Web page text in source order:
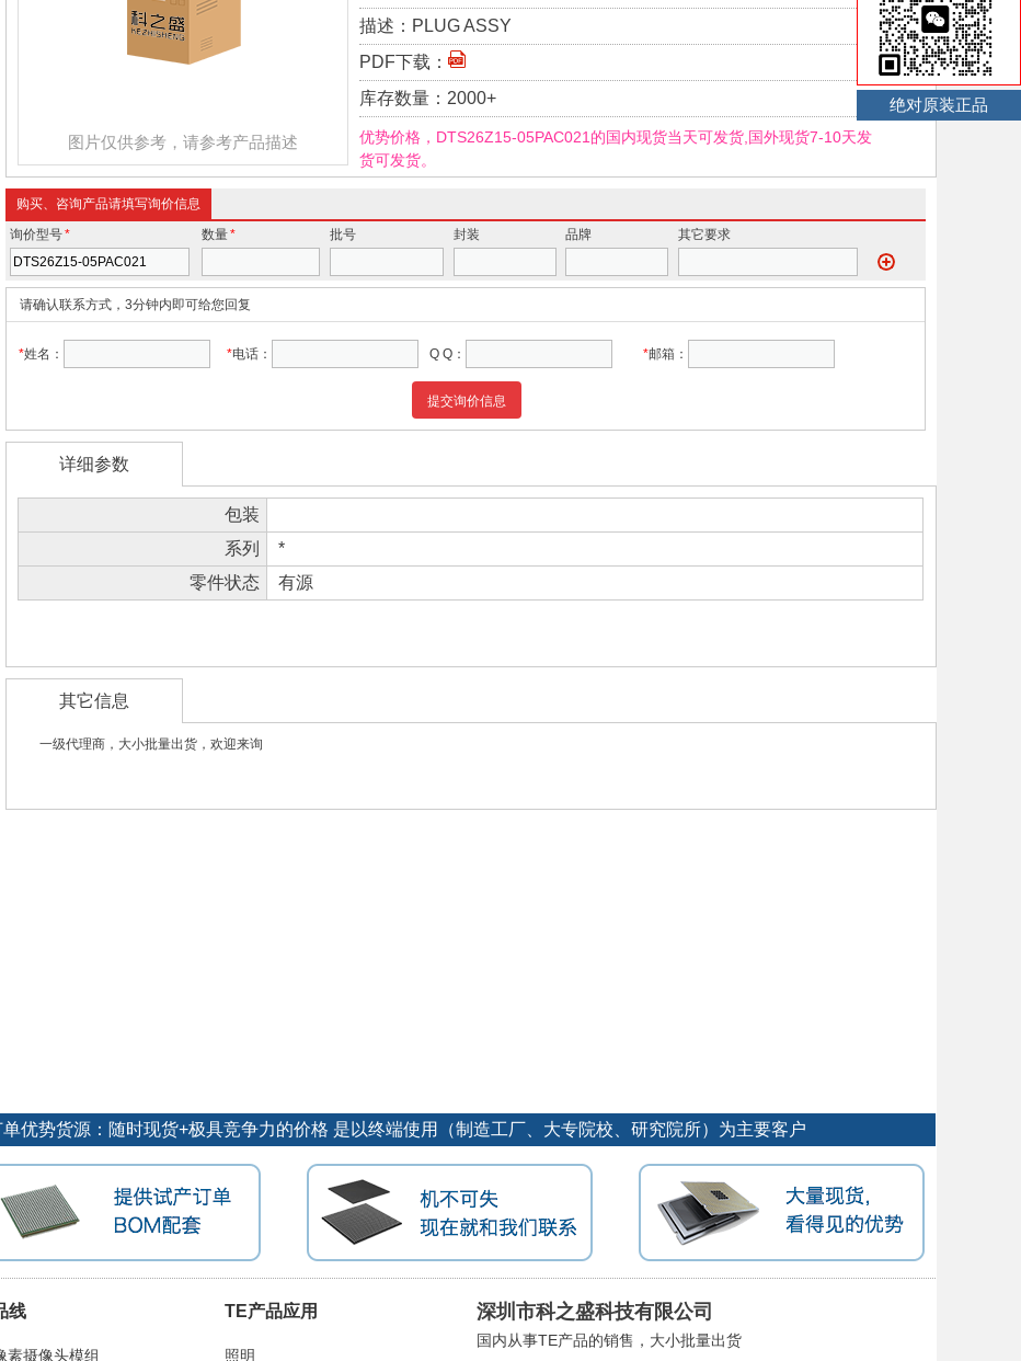
图片仅供参考，请参考产品描述
描述： PLUG ASSY
PDF下载：
库存数量： 2000+
优势价格，DTS26Z15-05PAC021的国内现货当天可发货,国外现货7-10天发
货可发货。
购买、咨询产品请填写询价信息
询价型号* 数量* 批号 封装 品牌 其它要求
请确认联系方式，3分钟内即可给您回复
*姓名： *电话： Q Q： *邮箱：
提交询价信息
详细参数
包装
系列
*
零件状态
有源
其它信息
一级代理商，大小批量出货，欢迎来询
优势货源：随时现货+极具竞争力的价格 是以终端使用（制造工厂、大专院校、研究院所）为主要客户
线
素摄像头模组
TE产品应用
照明
深圳市科之盛科技有限公司
国内从事TE产品的销售，大小批量出货
绝对原装正品